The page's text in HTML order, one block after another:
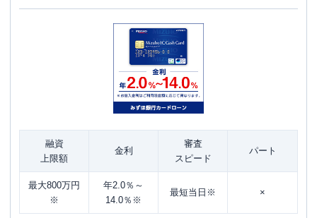
融資
上限額
金利
審査
スピード
パート
最大800万円
※
年2.0％～
14.0％※
最短当日※ ×